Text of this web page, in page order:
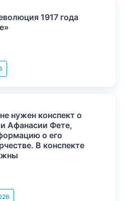
1917 года
нужен конспект о
Афанасии Фете,
о его
В конспекте